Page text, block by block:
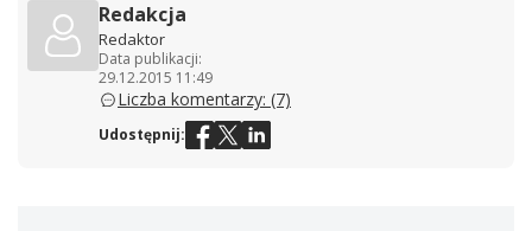
Redakcja
Redaktor
Data publikacji:
29.12.2015 11:49
Liczba komentarzy: (7)
Udostępnij: